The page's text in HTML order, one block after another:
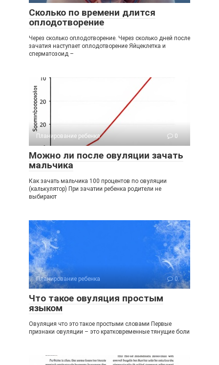
Сколько по времени длится
оплодотворение
Через сколько оплодотворение. Через сколько дней после
зачатия наступает оплодотворение Яйцеклетка и
сперматозоид –
Планирование ребенка 0
Можно ли после овуляции зачать
мальчика
Как зачать мальчика 100 процентов по овуляции
(калькулятор) При зачатии ребенка родители не
выбирают
Планирование ребенка 0
Что такое овуляция простым
языком
Овуляция что это такое простыми словами Первые
признаки овуляции – это кратковременные тянущие боли